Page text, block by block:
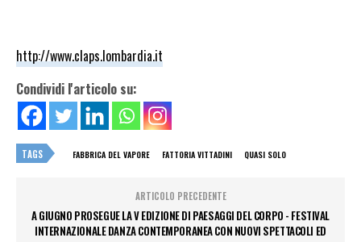
http://www.claps.lombardia.it
Condividi l'articolo su:
TAGS FABBRICA DEL VAPORE FATTORIA VITTADINI QUASI SOLO
ARTICOLO PRECEDENTE
A GIUGNO PROSEGUE LA V EDIZIONE DI PAESAGGI DEL CORPO - FESTIVAL
INTERNAZIONALE DANZA CONTEMPORANEA CON NUOVI SPETTACOLI ED